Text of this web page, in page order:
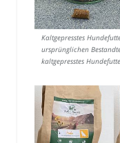
Kaltgepresstes
ursprünglichen
kaltgepresstes